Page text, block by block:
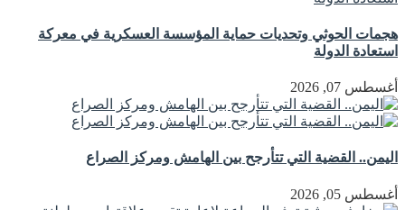
هجمات الحوثي وتحديات حماية المؤسسة العسكرية في معركة
استعادة الدولة
أغسطس 07, 2026
اليمن.. القضية التي تتأرجح بين الهامش ومركز الصراع
أغسطس 05, 2026